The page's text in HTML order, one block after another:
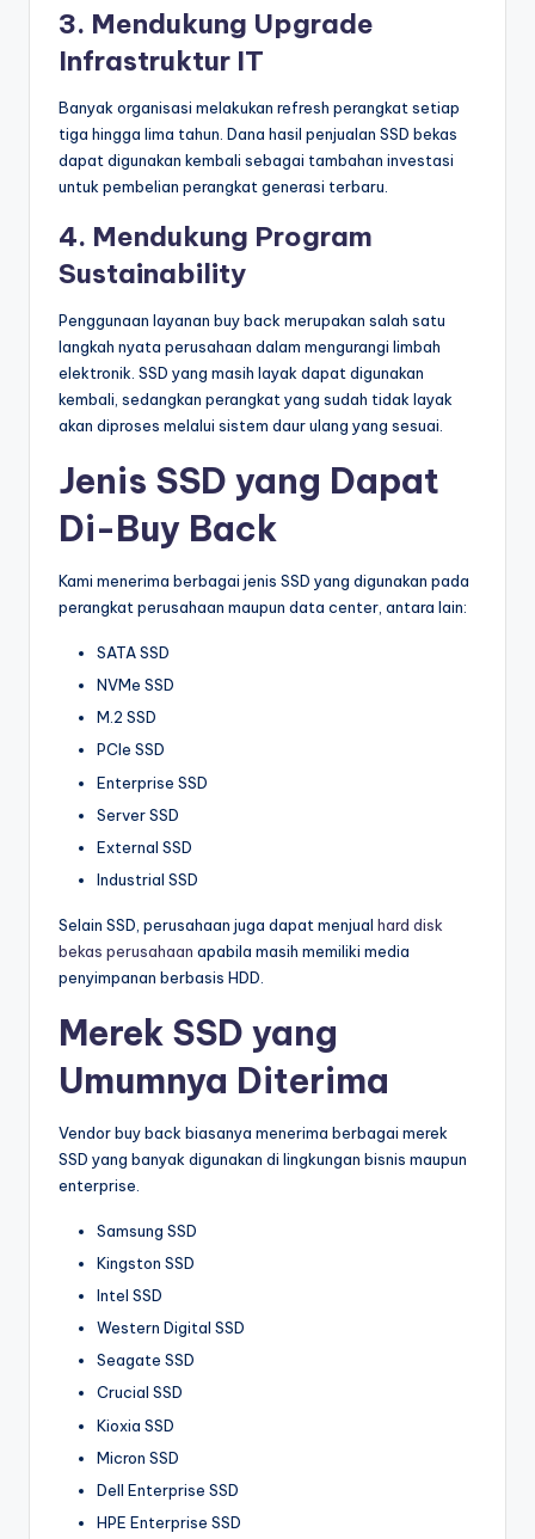
3. Mendukung Upgrade
Infrastruktur IT
Banyak organisasi melakukan refresh perangkat setiap
tiga hingga lima tahun. Dana hasil penjualan SSD bekas
dapat digunakan kembali sebagai tambahan investasi
untuk pembelian perangkat generasi terbaru.
4. Mendukung Program
Sustainability
Penggunaan layanan buy back merupakan salah satu
langkah nyata perusahaan dalam mengurangi limbah
elektronik. SSD yang masih layak dapat digunakan
kembali, sedangkan perangkat yang sudah tidak layak
akan diproses melalui sistem daur ulang yang sesuai.
Jenis SSD yang Dapat
Di-Buy Back
Kami menerima berbagai jenis SSD yang digunakan pada
perangkat perusahaan maupun data center, antara lain:
SATA SSD
NVMe SSD
M.2 SSD
PCIe SSD
Enterprise SSD
Server SSD
External SSD
Industrial SSD
Selain SSD, perusahaan juga dapat menjual hard disk
bekas perusahaan apabila masih memiliki media
penyimpanan berbasis HDD.
Merek SSD yang
Umumnya Diterima
Vendor buy back biasanya menerima berbagai merek
SSD yang banyak digunakan di lingkungan bisnis maupun
enterprise.
Samsung SSD
Kingston SSD
Intel SSD
Western Digital SSD
Seagate SSD
Crucial SSD
Kioxia SSD
Micron SSD
Dell Enterprise SSD
HPE Enterprise SSD